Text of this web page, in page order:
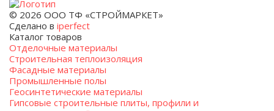
© 2026 ООО ТФ «СТРОЙМАРКЕТ»
Сделано в iperfect
Каталог товаров
Отделочные материалы
Строительная теплоизоляция
Фасадные материалы
Промышленные полы
Геосинтетические материалы
Гипсовые строительные плиты, профили и